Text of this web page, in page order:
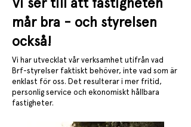
mår bra - och styrelsen
också!
Vi har utvecklat vår verksamhet utifrån vad
Brf-styrelser faktiskt behöver, inte vad som är
enklast för oss. Det resulterar i mer fritid,
personlig service och ekonomiskt hållbara
fastigheter.